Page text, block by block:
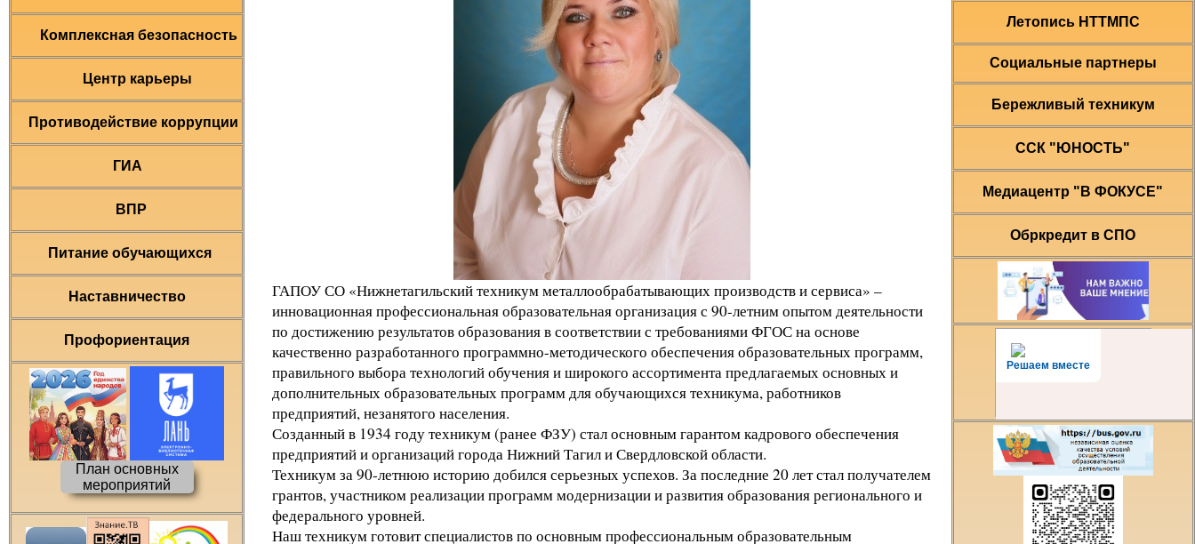
Комплексная безопасность
Центр карьеры
Противодействие коррупции
ГИА
ВПР
Питание обучающихся
Наставничество
Профориентация
План основных
мероприятий
ГАПОУ СО «Нижнетагильский техникум металлообрабатывающих производств и сервиса» –
инновационная профессиональная образовательная организация с 90-летним опытом деятельности
по достижению результатов образования в соответствии с требованиями ФГОС на основе
качественно разработанного программно-методического обеспечения образовательных программ,
правильного выбора технологий обучения и широкого ассортимента предлагаемых основных и
дополнительных образовательных программ для обучающихся техникума, работников
предприятий, незанятого населения.
Созданный в 1934 году техникум (ранее ФЗУ) стал основным гарантом кадрового обеспечения
предприятий и организаций города Нижний Тагил и Свердловской области.
Техникум за 90-летнюю историю добился серьезных успехов. За последние 20 лет стал получателем
грантов, участником реализации программ модернизации и развития образования регионального и
федерального уровней.
Наш техникум готовит специалистов по основным профессиональным образовательным
Летопись НТТМПС
Социальные партнеры
Бережливый техникум
ССК "ЮНОСТЬ"
Медиацентр "В ФОКУСЕ"
Обркредит в СПО
Решаем вместе